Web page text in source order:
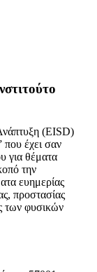
(EISD)
που έχει σαν
για θέματα
την
ευημερίας
προστασίας
των φυσικών